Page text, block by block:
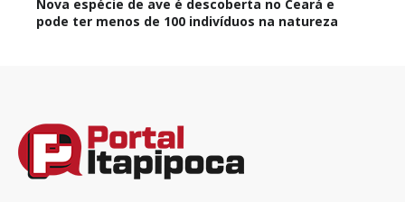
Nova espécie de ave é descoberta no Ceará e
pode ter menos de 100 indivíduos na natureza